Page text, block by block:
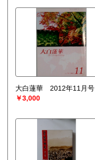
大白蓮華 2012年11月号
￥3,000